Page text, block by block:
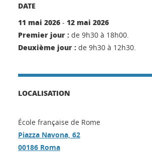
DATE
11 mai 2026 - 12 mai 2026
Premier jour : de 9h30 à 18h00.
Deuxième jour : de 9h30 à 12h30.
LOCALISATION
École française de Rome
Piazza Navona, 62
00186 Roma